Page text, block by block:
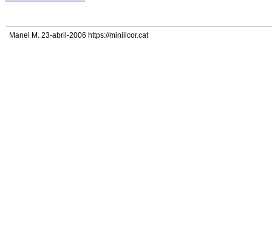
Manel M. 23-abril-2006 https://minilicor.cat